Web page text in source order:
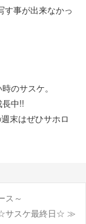
す事が出来なかっ
のサスケ。
長中!!
末はぜひサホロ
ス～
サスケ最終日☆ ≫